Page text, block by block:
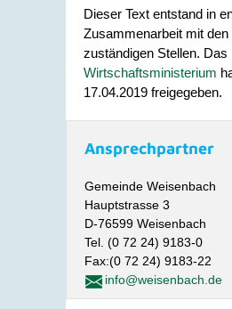
Dieser Text entstand in
Zusammenarbeit mit den
zuständigen Stellen. Das
Wirtschaftsministerium
17.04.2019 freigegeben.
Ansprechpartner
Gemeinde Weisenbach
Hauptstrasse 3
D-76599 Weisenbach
Tel. (0 72 24) 9183-0
Fax:(0 72 24) 9183-22
info@weisenbach.de